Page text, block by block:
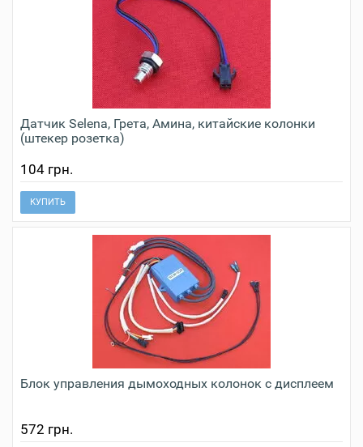
Датчик Selena, Грета, Амина, китайские колонки
(штекер розетка)
104 грн.
КУПИТЬ
Блок управления дымоходных колонок с дисплеем
572 грн.